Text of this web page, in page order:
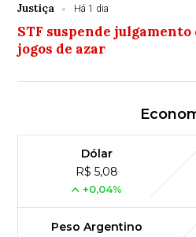
Justiça Há 1 dia
STF suspende
jogos de azar
Dólar
R$ 5,08
+0,04%
Peso Argentino